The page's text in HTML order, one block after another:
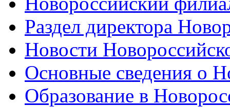
Раздел директора
Новости
Основные сведения о
Образование в